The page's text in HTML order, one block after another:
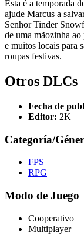
Esta é a temporada
ajude Marcus a
Senhor Tinder
de uma mãozinha
e muitos locais para
roupas festivas.
Otros DLCs
Fecha de
Editor: 2K
Categoría/
FPS
RPG
Modo de Juego
Cooperativo
Multiplayer